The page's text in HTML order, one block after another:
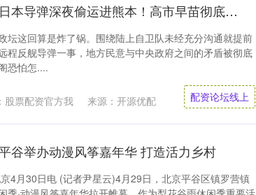
配资论坛线上 日本导弹深夜偷运进熊本！高市早苗彻底坐不住了，地方联手逼宫，九州真要成前线？
坛这回算是炸了锅。围绕陆上自卫队未经充分沟通就提前
程反舰导弹一事，地方民意与中央政府之间的矛盾被彻底
恐怕怎....
配资论坛线上
来源：开源优配
股票配资官方我
谷举办动漫风筝嘉年华 打造活力乡村
4月30日电 (记者尹星云)4月29日，北京平谷区镇罗营镇